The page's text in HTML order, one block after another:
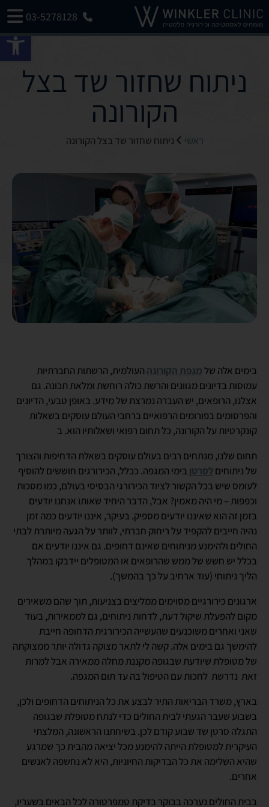
03-5278128
ניתוח שחזור שד בצל
הקורונה
ראשי ניתוח שחזור שד בצל הקורונה
בימים אלה שלמגפת הקורונה העולמית, הרשתות החברתיות
עמוסות בדיונים מגוונים והרשת כולה רוחשת ומלאת תכונה. גם
אצלנו, הרופאים, יש העברה נמרצת של מידע. באופן טבעי, הדיונים
והפרסומים בפורומים הרפואיים ברחבי העולם עוסקים בשאלות
קונקרטיות על הקורונה, כל תחום רפואי ושאלותיו הוא. ב
תחום שלנו, מנתחים רבים בעולם עוסקים בשאלת הדחיפות והצורך
של ניתוחיםלסרטן בימי המגפה. ככלל, הכירורגים חוששים להוסיף
לעומס שיש בכל הקשור לציוד הכירורגי הבסיסי בעולם, כמו מסכות
וכפפות – מי היה מאמין? אבל, הדבר היחיד שאותו אנחנו יודעים
בזמן זה הוא שאיננו יודעים מספיק. בעיקר, איננו יודעים כמה זמן
נהיה חייבים להקפיד על ריחוק חברתי, לוותר על הגעה מיותרת לבתי
החולים ולהימנע מניתוחים שאינם דחופים. גם איננו יודעים אם
בכלל יש חשש של ממש שהרופאים או המטופלים יידבקו במהלך
הליך ניתוחי (עוד ארחיב על כך בהמשך).
ארגונים כירורגיים מסוימים ממליצים בצניעות, תוך שהם משאירים
מקום להפעלת שיקול דעת, לדחות ניתוחים, גם לממאירות, בעוד
שאני ואחרים משוכנעים שהעשייה הכירורגית הדחופה חייבת
להימשך גם בימים אלה. קשה לי לתאר מצוקה גדולה יותר ממצוקתה
של מטופלת שיודעת שבגופה מקננת מחלה ממאירה אבל למרות
זאת נדרשת לחכות עם הטיפול בה עד תום המגפה.
בארץ, משרד הבריאות התיר לבצע את כל הניתוחים הדחופים ולכן,
בשבוע שעבר הגעתי לבית החולים כדי לנתח מטופלת שבגופה
התגלה סרטן שד שבוע קודם לכן. בשיחתנו הראשונה, המלצתי
העיקרית למטופלת הייתה להימנע מכל יציאה מהבית כך שמרגע
שהיא השלימה את כל הבדיקות החיוניות, היא לא נחשפה לאנשים
אחרים.
בבית החולים נערכה בבוקר בדיקת טמפרטורה לכל הבאים בשעריו,